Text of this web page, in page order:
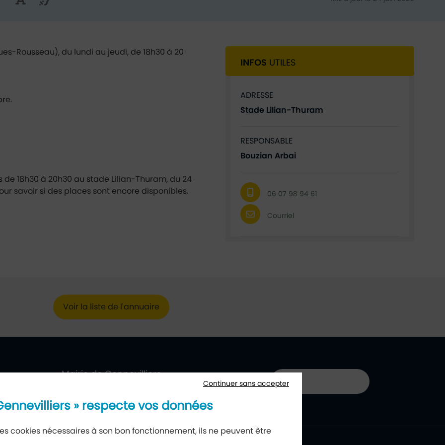
e-mail
Rousseau), du lundi au jeudi, de 18h30 à 20
18h30 à 20h30 au stade Lilian-Thuram, du 24
savoir si des places sont encore disponibles.
INFOS UTILES
ADRESSE
Stade Lilian-Thuram
RESPONSABLE
Bouzian Arbai
06 07 98 94 61
Courriel
Voir la liste de l'annuaire
Mairie de Gennevilliers
177, avenue Gabriel-Péri, 92230 GennevilliersContinuer sans accepter
» respecte vos données
cookies nécessaires à son bon fonctionnement, ils ne peuvent être